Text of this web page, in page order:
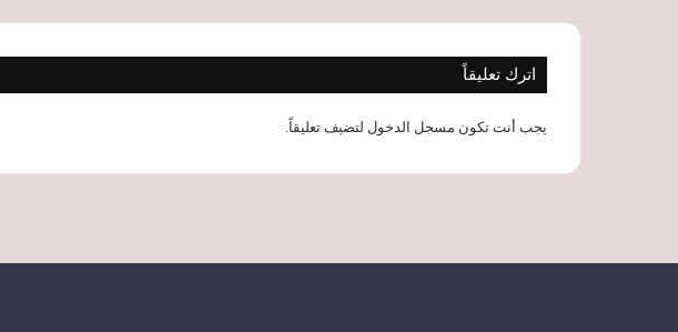
اترك تعليقاً
يجب أنت تكون مسجل الدخول لتضيف تعليقاً.